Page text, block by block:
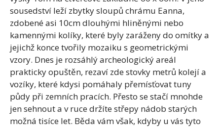
sousedství leží zbytky sloupů chrámu Eanna,
zdobené asi 10cm dlouhými hliněnými nebo
kamennými kolíky, které byly zaráženy do omítky a
jejichž konce tvořily mozaiku s geometrickými
vzory. Dnes je rozsáhlý archeologický areál
prakticky opuštěn, rezaví zde stovky metrů kolejí a
vozíky, které kdysi pomáhaly přemísťovat tuny
půdy při zemních pracích. Přesto se stačí mnohde
jen sehnout a v ruce držíte střepy nádob starých
možná tisíce let. Běda vám však, kdyby u vás tyto